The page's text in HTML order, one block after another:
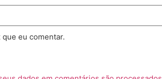
eu comentar.